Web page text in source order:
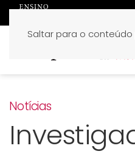
Saltar para o conteúdo
Notícias